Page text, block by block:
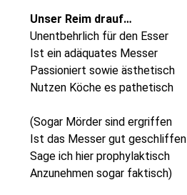
Unser Reim drauf…
Unentbehrlich für den Esser
Ist ein adäquates Messer
Passioniert sowie ästhetisch
Nutzen Köche es pathetisch
(Sogar Mörder sind ergriffen
Ist das Messer gut geschliffen
Sage ich hier prophylaktisch
Anzunehmen sogar faktisch)